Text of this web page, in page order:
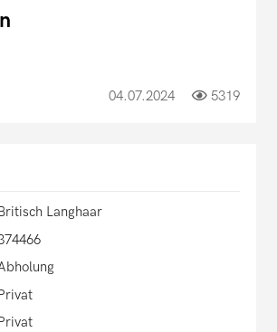
04.07.2024 5319
Langhaar